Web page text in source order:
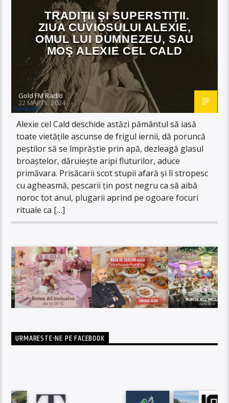
TRADIŢII ŞI SUPERSTIŢII.
ZIUA CUVIOSULUI ALEXIE,
OMUL LUI DUMNEZEU, SAU
MOŞ ALEXIE CEL CALD
Gold FM Radio
22 MARTIE 2024
Alexie cel Cald deschide astăzi pământul să iasă
toate vietățile ascunse de frigul iernii, dă poruncă
peștilor să se împrăștie prin apă, dezleagă glasul
broaștelor, dăruiește aripi fluturilor, aduce
primăvara. Prisăcarii scot stupii afară și îi stropesc
cu agheasmă, pescarii țin post negru ca să aibă
noroc tot anul, plugarii aprind pe ogoare focuri
rituale ca […]
URMARESTE-NE PE FACEBOOK